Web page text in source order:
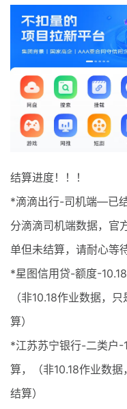
结算进度！！！
*滴滴出行-司机端—已
分滴滴司机端数据，官
单但未结算，请耐心等
*星图信用贷-额度-
（非10.18作业数据，
算）
*江苏苏宁银行-二类户-
算，（非10.18作业数
结算）